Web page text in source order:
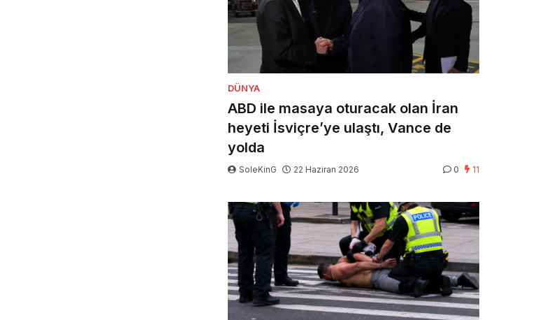
DÜNYA
ABD ile masaya oturacak olan İran
heyeti İsviçre’ye ulaştı, Vance de
yolda
SoleKinG 22 Haziran 2026 0 11